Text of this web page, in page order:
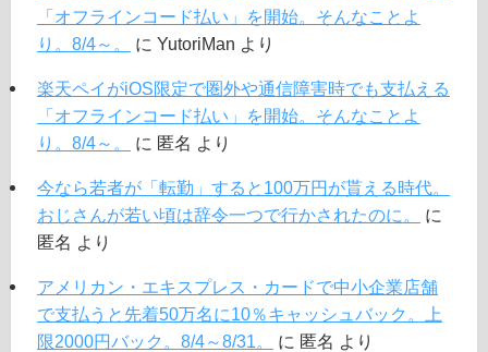
「オフラインコード払い」を開始。そんなことよ
り。8/4～。
に YutoriMan より
楽天ペイがiOS限定で圏外や通信障害時でも支払える
「オフラインコード払い」を開始。そんなことよ
り。8/4～。
に 匿名 より
今なら若者が「転勤」すると100万円が貰える時代。
おじさんが若い頃は辞令一つで行かされたのに。
に
匿名 より
アメリカン・エキスプレス・カードで中小企業店舗
で支払うと先着50万名に10％キャッシュバック。上
限2000円バック。8/4～8/31。
に 匿名 より